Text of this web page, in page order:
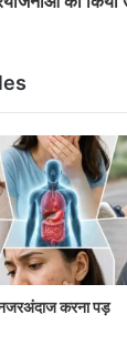
करना पड़